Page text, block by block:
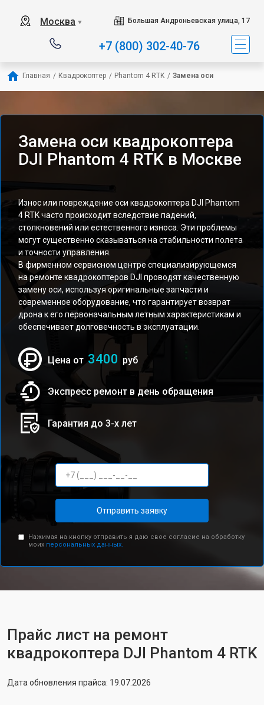
Москва ▼ Большая Андроньевская улица, 17
+7 (800) 302-40-76
Главная / Квадрокоптер / Phantom 4 RTK / Замена оси
Замена оси квадрокоптера
DJI Phantom 4 RTK в Москве
Износ или повреждение оси квадрокоптера DJI Phantom
4 RTK часто происходит вследствие падений,
столкновений или естественного износа. Эти проблемы
могут существенно сказываться на стабильности полета
и точности управления.
В фирменном сервисном центре специализирующемся
на ремонте квадрокоптеров DJI проводят качественную
замену оси, используя оригинальные запчасти и
современное оборудование, что гарантирует возврат
дрона к его первоначальным летным характеристикам и
обеспечивает долговечность в эксплуатации.
Цена от 3400 руб
Экспресс ремонт в день обращения
Гарантия до 3-х лет
Отправить заявку
Нажимая на кнопку отправить я даю свое согласие на обработку
моих персональных данных.
Прайс лист на ремонт
квадрокоптера DJI Phantom 4 RTK
Дата обновления прайса: 19.07.2026